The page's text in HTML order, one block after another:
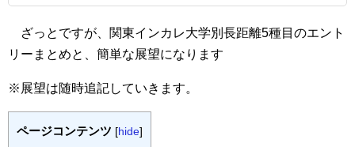
ざっとですが、関東インカレ大学別長距離5種目のエント
リーまとめと、簡単な展望になります
※展望は随時追記していきます。
ページコンテンツ [hide]